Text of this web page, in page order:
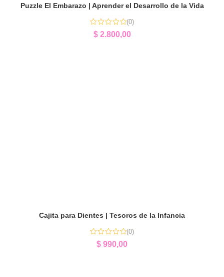
Puzzle El Embarazo | Aprender el Desarrollo de la Vida
(0)
$2.800,00
Cajita para Dientes | Tesoros de la Infancia
(0)
$ 990,00